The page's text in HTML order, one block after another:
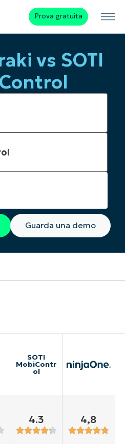
Prova gratuita
vs SOTI
Guarda una demo
SOTI
MobiContr
ol
4.3 4,8